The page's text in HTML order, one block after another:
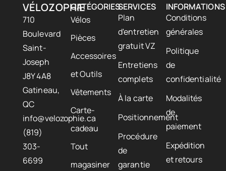
VÉLOZOPHIE
710
Boulevard
Saint-
Joseph
J8Y 4A8
Gatineau,
QC
info@velozophie.ca
(819)
303-
6699
CATÉGORIES
Vélos
Pièces
Accessoires
et Outils
Vêtements
Carte-
cadeau
Tout
magasiner
SERVICES
Plan
d'entretien
gratuit VZ
Entretiens
complets
À la carte
Positionnement
Procédure
de
garantie
INFORMATIONS
Conditions
générales
Politique
de
confidentialité
Modalités
de
paiement
Expédition
et retours